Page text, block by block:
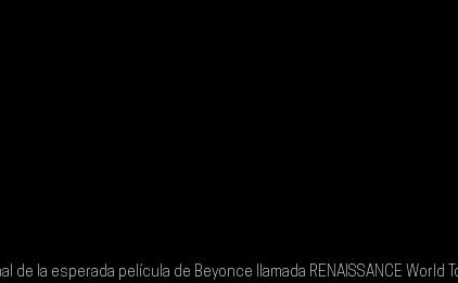
de la esperada película de Beyonce llamada RENAISSANCE World